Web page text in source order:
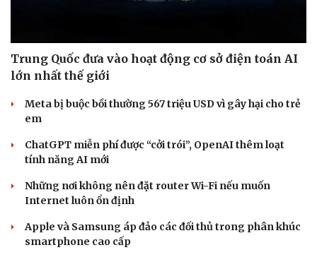
Trung Quốc đưa vào hoạt động cơ sở điện toán AI
lớn nhất thế giới
Meta bị buộc bồi thường 567 triệu USD vì gây hại cho trẻ
em
ChatGPT miễn phí được “cởi trói”, OpenAI thêm loạt
tính năng AI mới
Những nơi không nên đặt router Wi-Fi nếu muốn
Internet luôn ổn định
Apple và Samsung áp đảo các đối thủ trong phân khúc
smartphone cao cấp